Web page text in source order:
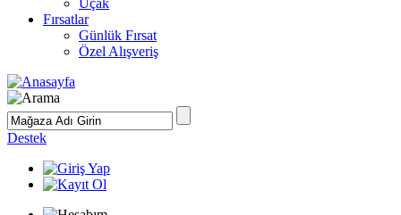
Uçak
Fırsatlar
Günlük Fırsat
Özel Alışveriş
Destek